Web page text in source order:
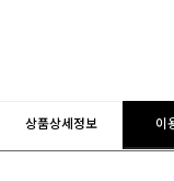
상품상세정보 이